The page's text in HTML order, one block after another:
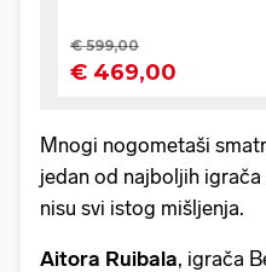
Mnogi nogometaši
jedan od najboljih
nisu svi istog mišljenja.
Aitora Ruibala, igrača